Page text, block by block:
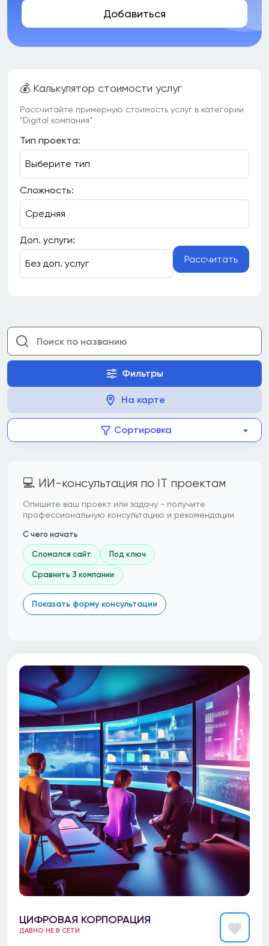
Добавиться
💰 Калькулятор стоимости услуг
Рассчитайте примерную стоимость услуг в категории
"Digital компания"
Тип проекта:
Сложность:
Доп. услуги:
Рассчитать
Фильтры
На карте
Сортировка
💻 ИИ-консультация по IT проектам
Опишите ваш проект или задачу - получите
профессиональную консультацию и рекомендации
С чего начать
Сломался сайт Под ключ
Сравнить 3 компании
Показать форму консультации
ЦИФРОВАЯ КОРПОРАЦИЯ
ДАВНО НЕ В СЕТИ